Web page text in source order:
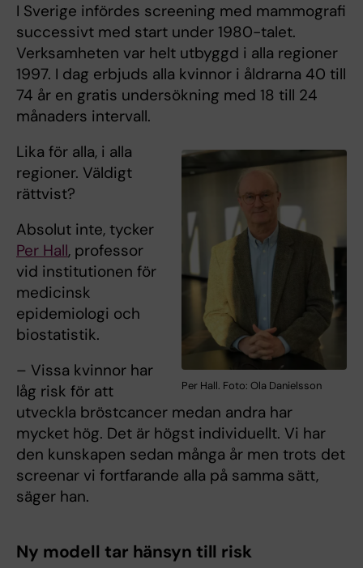
I Sverige infördes screening med mammografi
successivt med start under 1980-talet.
Verksamheten var helt utbyggd i alla regioner
1997. I dag erbjuds alla kvinnor i åldrarna 40 till
74 år en gratis undersökning med 18 till 24
månaders intervall.
Per Hall. Foto: Ola Danielsson
Lika för alla, i alla
regioner. Väldigt
rättvist?
Absolut inte, tycker
Per Hall, professor
vid institutionen för
medicinsk
epidemiologi och
biostatistik.
– Vissa kvinnor har
låg risk för att
utveckla bröstcancer medan andra har
mycket hög. Det är högst individuellt. Vi har
den kunskapen sedan många år men trots det
screenar vi fortfarande alla på samma sätt,
säger han.
Ny modell tar hänsyn till risk